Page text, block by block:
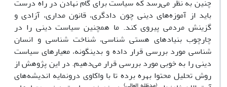
چنین به نظر می‌رسد که سیاست برای گام نهادن در راه درست
باید از آموزه‌های دینی چون دادگری، قانون مداری، آزادی و
گزینش مردمی پیروی کند. ما همچنین سیاست دینی را در
چارچوب بنیادهای هستی شناسی، شناخت شناسی و انسان
شناسی مورد بررسی قرار داده و بدینگونه، معیارهای سیاست
دینی را به خوبی مورد بررسی قرار می‌دهیم. در این پژوهش از
روش تحلیل محتوا بهره برده تا با واکاوی درونمایه اندیشه‌های